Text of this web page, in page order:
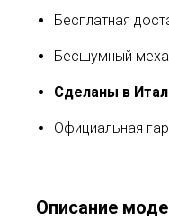
Бесплатная
Бесшумный
Сделаны в
Официальная
Описание